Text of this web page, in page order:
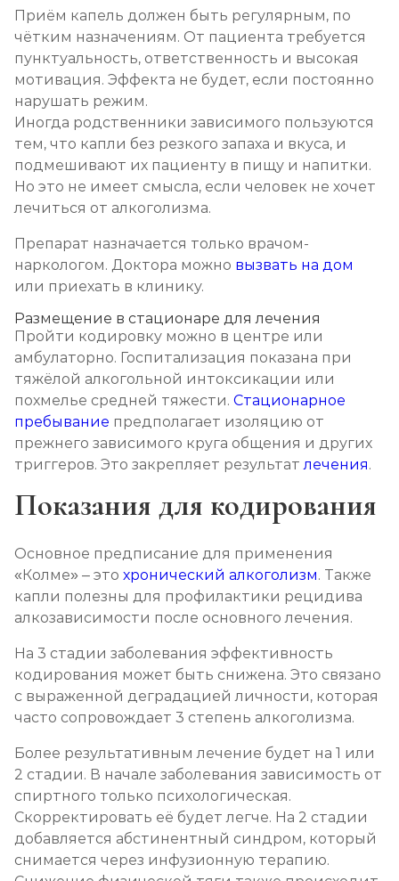
Приём капель должен быть регулярным, по
чётким назначениям. От пациента требуется
пунктуальность, ответственность и высокая
мотивация. Эффекта не будет, если постоянно
нарушать режим.
Иногда родственники зависимого пользуются
тем, что капли без резкого запаха и вкуса, и
подмешивают их пациенту в пищу и напитки.
Но это не имеет смысла, если человек не хочет
лечиться от алкоголизма.
Препарат назначается только врачом-
наркологом. Доктора можно вызвать на дом
или приехать в клинику.
Размещение в стационаре для лечения
Пройти кодировку можно в центре или
амбулаторно. Госпитализация показана при
тяжёлой алкогольной интоксикации или
похмелье средней тяжести. Стационарное
пребывание предполагает изоляцию от
прежнего зависимого круга общения и других
триггеров. Это закрепляет результат лечения.
Показания для кодирования
Основное предписание для применения
«Колме» – это хронический алкоголизм. Также
капли полезны для профилактики рецидива
алкозависимости после основного лечения.
На 3 стадии заболевания эффективность
кодирования может быть снижена. Это связано
с выраженной деградацией личности, которая
часто сопровождает 3 степень алкоголизма.
Более результативным лечение будет на 1 или
2 стадии. В начале заболевания зависимость от
спиртного только психологическая.
Скорректировать её будет легче. На 2 стадии
добавляется абстинентный синдром, который
снимается через инфузионную терапию.